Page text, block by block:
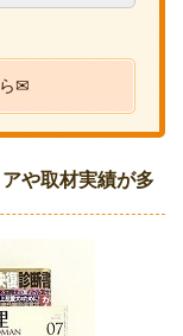
✉
や取材実績が多